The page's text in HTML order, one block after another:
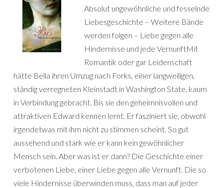
Absolut ungewöhnliche und fesselnde
Liebesgeschichte – Weitere Bände
werden folgen – Liebe gegen alle
Hindernisse und jede VernunftMit
Romantik oder gar Leidenschaft
hätte Bella ihren Umzug nach Forks, einer langweiligen,
ständig verregneten Kleinstadt in Washington State, kaum
in Verbindung gebracht. Bis sie den geheimnisvollen und
attraktiven Edward kennen lernt. Er fasziniert sie, obwohl
irgendetwas mit ihm nicht zu stimmen scheint. So gut
aussehend und stark wie er kann kein gewöhnlicher
Mensch sein. Aber was ist er dann? Die Geschichte einer
verbotenen Liebe, einer Liebe gegen alle Vernunft. Die so
viele Hindernisse überwinden muss, dass man auf jeder